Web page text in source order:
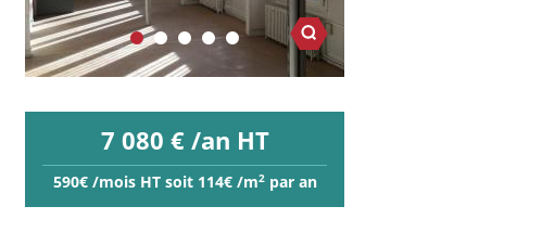
7 080 € /an HT
590€ /mois HT soit 114€ /m2par an